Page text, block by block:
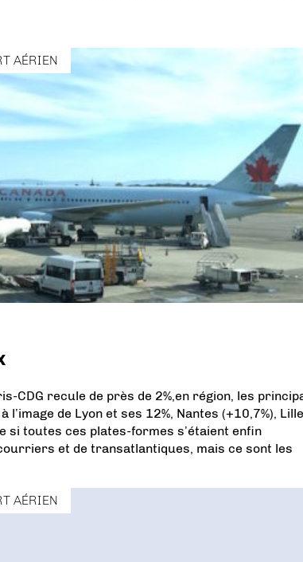
AÉRIEN
CDG recule de près de 2%,en région, les
de Lyon et ses 12%, Nantes (+10,7%), Lille
si toutes ces plates-formes s’étaient enfin
et de transatlantiques, mais ce sont les
AÉRIEN